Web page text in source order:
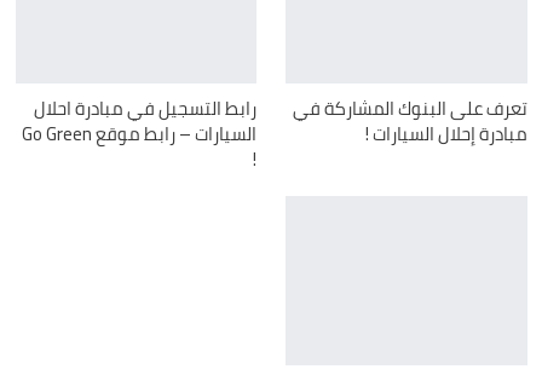
تعرف على البنوك المشاركة في
مبادرة إحلال السيارات !
رابط التسجيل في مبادرة احلال
السيارات – رابط موقع Go Green
!